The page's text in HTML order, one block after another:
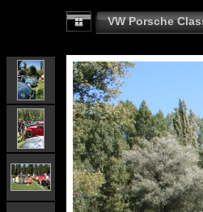
VW Porsche